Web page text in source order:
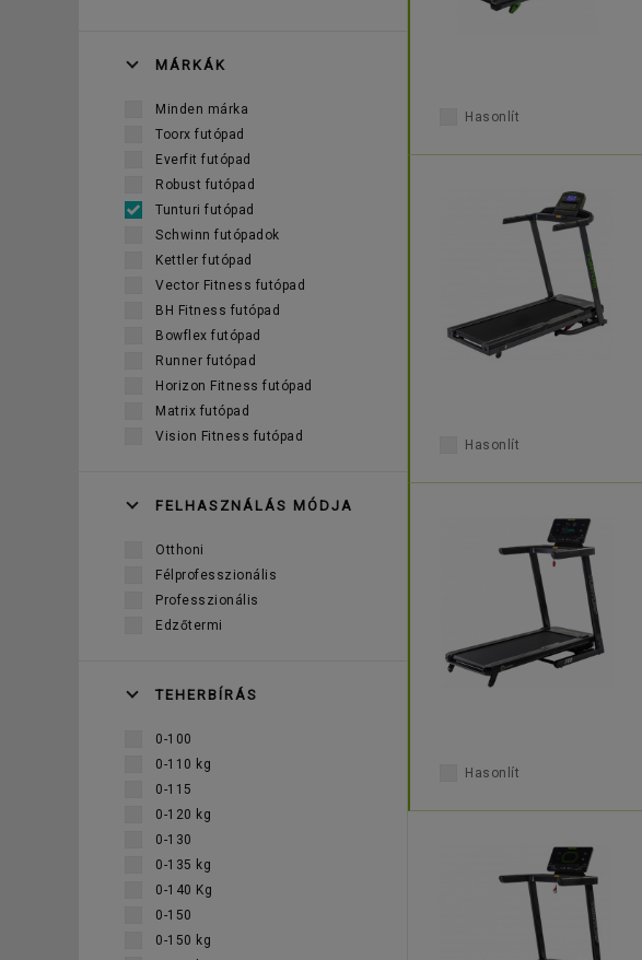
Hasonlít
Hasonlít
Hasonlít
MÁRKÁK
Minden márka
Toorx futópad
Everfit futópad
Robust futópad
Tunturi futópad
Schwinn futópadok
Kettler futópad
Vector Fitness futópad
BH Fitness futópad
Bowflex futópad
Runner futópad
Horizon Fitness futópad
Matrix futópad
Vision Fitness futópad
FELHASZNÁLÁS MÓDJA
Otthoni
Félprofesszionális
Professzionális
Edzőtermi
TEHERBÍRÁS
0-100
0-110 kg
0-115
0-120 kg
0-130
0-135 kg
0-140 Kg
0-150
0-150 kg